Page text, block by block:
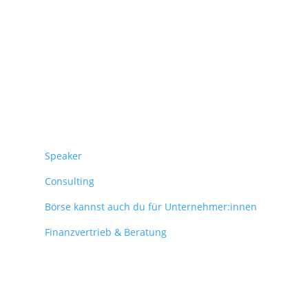
Speaker
Consulting
Börse kannst auch du für Unternehmer:innen
Finanzvertrieb & Beratung